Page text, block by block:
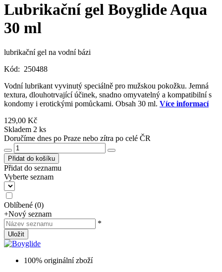
Lubrikační gel Boyglide Aqua
30 ml
lubrikační gel na vodní bázi
Kód: 250488
Vodní lubrikant vyvinutý speciálně pro mužskou pokožku. Jemná
textura, dlouhotrvající účinek, snadno omyvatelný a kompatibilní s
kondomy i erotickými pomůckami. Obsah 30 ml. Více informací
129,00 Kč
Skladem 2 ks
Doručíme dnes po Praze nebo zítra po celé ČR
Přidat do košíku
Přidat do seznamu
Vyberte seznam
Oblíbené (0)
+Nový seznam
*
Uložit
100% originální zboží